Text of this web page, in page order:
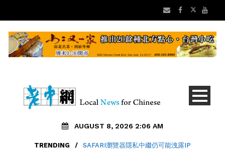
AUGUST 8, 2026 2:06 AM
TRENDING / SAFARI瀏覽器隱私中繼仍可能洩露IP